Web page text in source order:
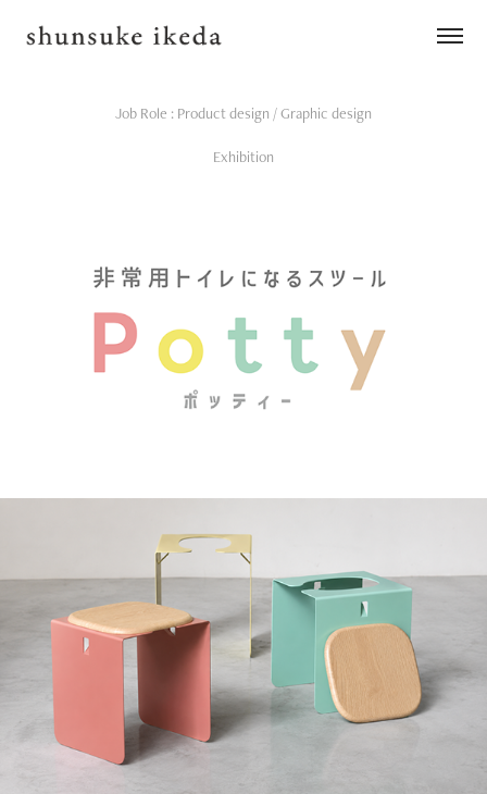
Job Role : Product design / Graphic design
Exhibition